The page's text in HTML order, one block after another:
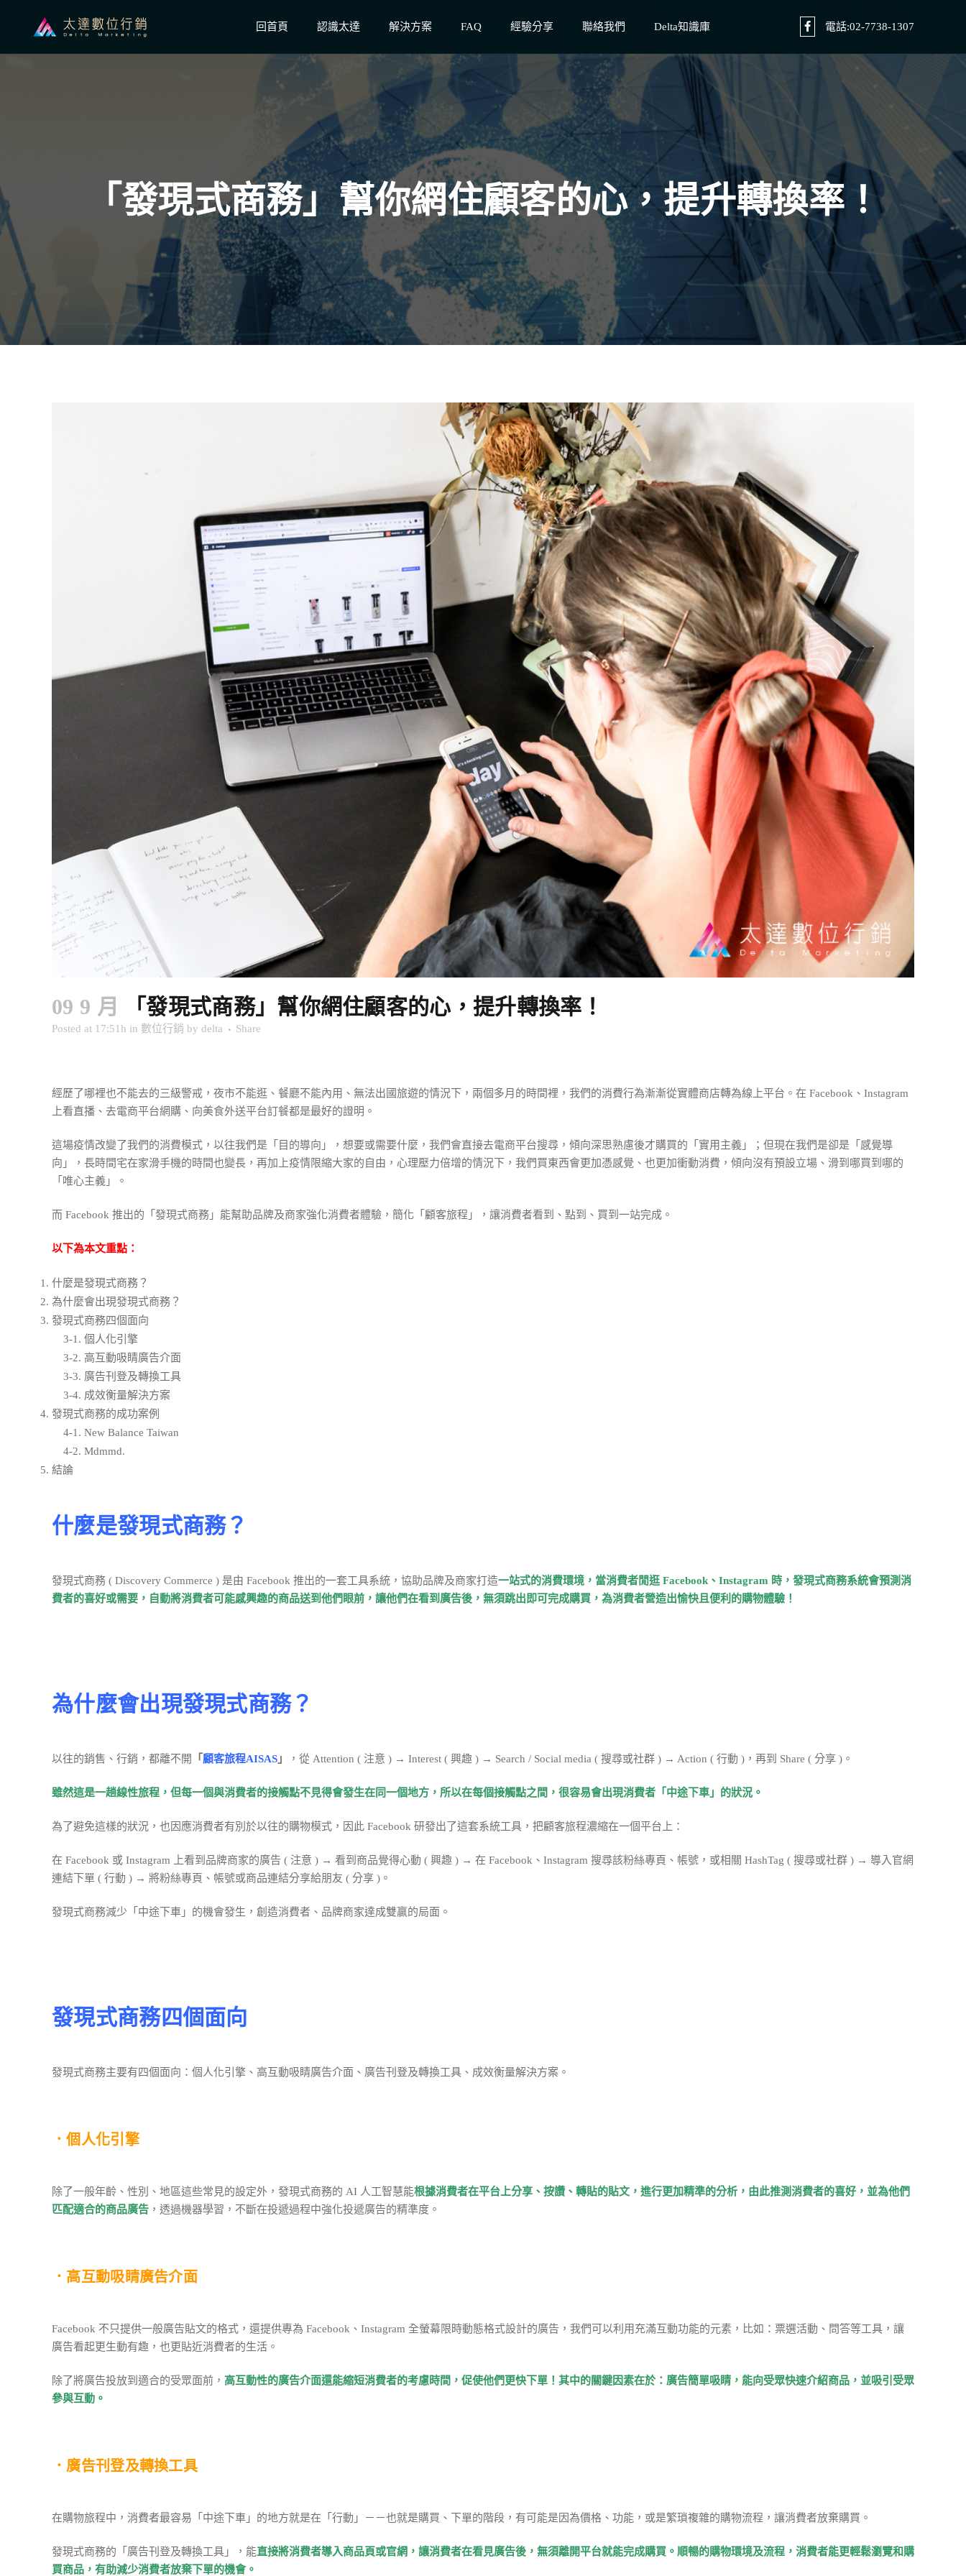
電話:02-7738-1307
回首頁 認識太達 解決方案 FAQ 經驗分享 聯絡我們 Delta知識庫
「發現式商務」幫你網住顧客的心，提升轉換率！
09 9 月 「發現式商務」幫你網住顧客的心，提升轉換率！
Posted at 17:51h in 數位行銷 by delta Share
經歷了哪裡也不能去的三級警戒，夜市不能逛、餐廳不能內用、無法出國旅遊的情況下，兩個多月的時間裡，我們的消費行為漸漸從實體商店轉為線上平台。在 Facebook、Instagram
上看直播、去電商平台網購、向美食外送平台訂餐都是最好的證明。
這場疫情改變了我們的消費模式，以往我們是「目的導向」，想要或需要什麼，我們會直接去電商平台搜尋，傾向深思熟慮後才購買的「實用主義」；但現在我們是卻是「感覺導
向」，長時間宅在家滑手機的時間也變長，再加上疫情限縮大家的自由，心理壓力倍增的情況下，我們買東西會更加憑感覺、也更加衝動消費，傾向沒有預設立場、滑到哪買到哪的
「唯心主義」。
而 Facebook 推出的「發現式商務」能幫助品牌及商家強化消費者體驗，簡化「顧客旅程」，讓消費者看到、點到、買到一站完成。
以下為本文重點：
什麼是發現式商務？
為什麼會出現發現式商務？
發現式商務四個面向
3-1. 個人化引擎
3-2. 高互動吸睛廣告介面
3-3. 廣告刊登及轉換工具
3-4. 成效衡量解決方案
發現式商務的成功案例
4-1. New Balance Taiwan
4-2. Mdmmd.
結論
什麼是發現式商務？
發現式商務 ( Discovery Commerce ) 是由 Facebook 推出的一套工具系統，協助品牌及商家打造一站式的消費環境，當消費者閒逛 Facebook、Instagram 時，發現式商務系統會預測消
費者的喜好或需要，自動將消費者可能感興趣的商品送到他們眼前，讓他們在看到廣告後，無須跳出即可完成購買，為消費者營造出愉快且便利的購物體驗！
為什麼會出現發現式商務？
以往的銷售、行銷，都離不開 「顧客旅程AISAS 」 ，從 Attention ( 注意 ) → Interest ( 興趣 ) → Search / Social media ( 搜尋或社群 ) → Action ( 行動 )，再到 Share ( 分享 )。
雖然這是一趟線性旅程，但每一個與消費者的接觸點不見得會發生在同一個地方，所以在每個接觸點之間，很容易會出現消費者「中途下車」的狀況。
為了避免這樣的狀況，也因應消費者有別於以往的購物模式，因此 Facebook 研發出了這套系統工具，把顧客旅程濃縮在一個平台上：
在 Facebook 或 Instagram 上看到品牌商家的廣告 ( 注意 ) → 看到商品覺得心動 ( 興趣 ) → 在 Facebook、Instagram 搜尋該粉絲專頁、帳號，或相關 HashTag ( 搜尋或社群 ) → 導入官網
連結下單 ( 行動 ) → 將粉絲專頁、帳號或商品連結分享給朋友 ( 分享 )。
發現式商務減少「中途下車」的機會發生，創造消費者、品牌商家達成雙贏的局面。
發現式商務四個面向
發現式商務主要有四個面向：個人化引擎、高互動吸睛廣告介面、廣告刊登及轉換工具、成效衡量解決方案。
．個人化引擎
除了一般年齡、性別、地區這些常見的設定外，發現式商務的 AI 人工智慧能根據消費者在平台上分享、按讚、轉貼的貼文，進行更加精準的分析，由此推測消費者的喜好，並為他們
匹配適合的商品廣告 ，透過機器學習，不斷在投遞過程中強化投遞廣告的精準度。
．高互動吸睛廣告介面
Facebook 不只提供一般廣告貼文的格式，還提供專為 Facebook、Instagram 全螢幕限時動態格式設計的廣告，我們可以利用充滿互動功能的元素，比如：票選活動、問答等工具，讓
廣告看起更生動有趣，也更貼近消費者的生活。
除了將廣告投放到適合的受眾面前， 高互動性的廣告介面還能縮短消費者的考慮時間，促使他們更快下單！其中的關鍵因素在於：廣告簡單吸睛，能向受眾快速介紹商品，並吸引受眾
參與互動。
．廣告刊登及轉換工具
在購物旅程中，消費者最容易「中途下車」的地方就是在「行動」－－也就是購買、下單的階段，有可能是因為價格、功能，或是繁瑣複雜的購物流程，讓消費者放棄購買。
發現式商務的「廣告刊登及轉換工具」，能直接將消費者導入商品頁或官網，讓消費者在看見廣告後，無須離開平台就能完成購買。順暢的購物環境及流程，消費者能更輕鬆瀏覽和購
買商品，有助減少消費者放棄下單的機會。